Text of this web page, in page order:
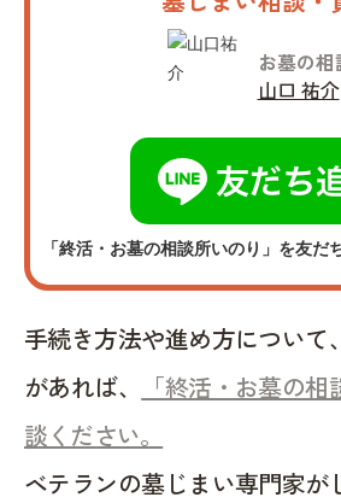
お墓の相
山口 祐介
「終活・お墓の相談所いのり」を友だ
手続き方法や進め方について
があれば、
「終活・お墓の
談ください。
ベテランの墓じまい専門家が